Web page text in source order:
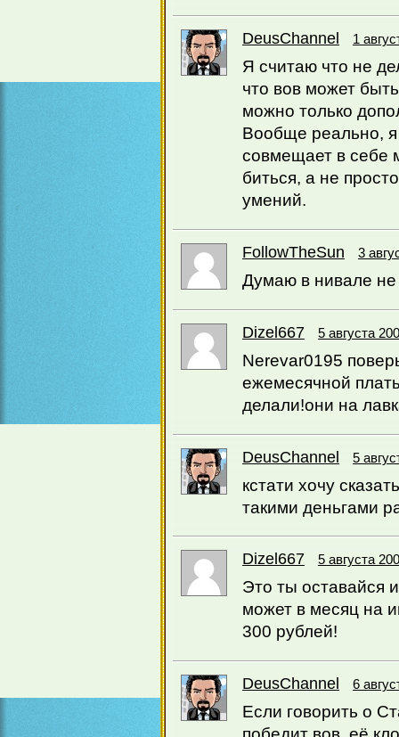
DeusChannel 1
Я считаю что не
что вов может
можно только
Вообще реально, я
совмещает в себе
биться, а не
умений.
FollowTheSun 3
Думаю в нивале не
Dizel667 5 августа
Nerevar0195
ежемесячной
делали!они на
DeusChannel 5
кстати хочу
такими деньгами
Dizel667 5 августа
Это ты оставайся
может в месяц на
300 рублей!
DeusChannel 6
Если говорить о